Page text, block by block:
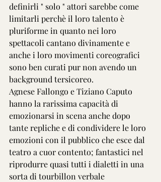
definirli " solo " attori sarebbe come
limitarli perchè il loro talento è
pluriforme in quanto nei loro
spettacoli cantano divinamente e
anche i loro movimenti coreografici
sono ben curati pur non avendo un
background tersicoreo.
Agnese Fallongo e Tiziano Caputo
hanno la rarissima capacità di
emozionarsi in scena anche dopo
tante repliche e di condividere le loro
emozioni con il pubblico che esce dal
teatro a cuor contento; fantastici nel
riprodurre quasi tutti i dialetti in una
sorta di tourbillon verbale